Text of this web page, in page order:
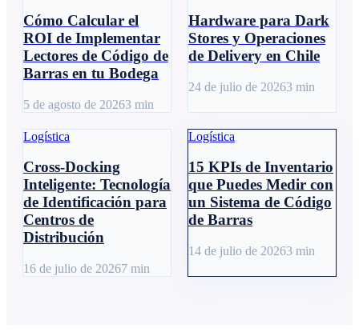
Cómo Calcular el
ROI de Implementar
Lectores de Código de
Barras en tu Bodega
5 de agosto de 20263 min
Hardware para Dark
Stores y Operaciones
de Delivery en Chile
24 de julio de 20263 min
Logística
Cross-Docking
Inteligente: Tecnología
de Identificación para
Centros de
Distribución
16 de julio de 20267 min
Logística
15 KPIs de Inventario
que Puedes Medir con
un Sistema de Código
de Barras
14 de julio de 20263 min